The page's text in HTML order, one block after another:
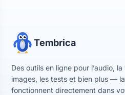
Tembrica
Des outils en ligne pour l’audio,
images, les tests et bien plus —
fonctionnent directement dans